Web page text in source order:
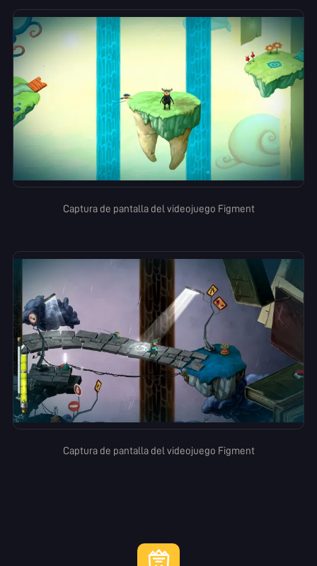
Captura de pantalla del videojuego Figment
Captura de pantalla del videojuego Figment